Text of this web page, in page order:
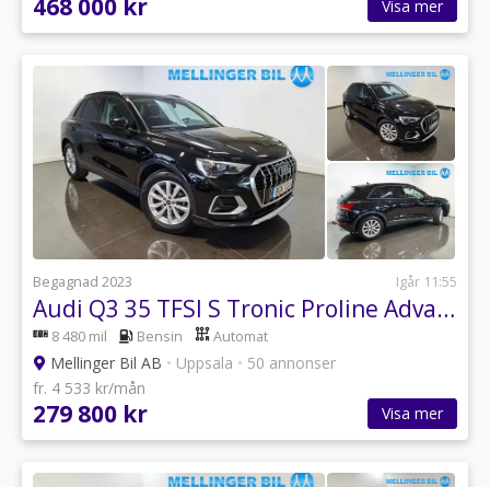
Visa mer
Begagnad 2023 Igår 11:55
Audi Q3 35 TFSI S Tronic Proline Advanced Parkv.|Drag
8 480 mil Bensin Automat
Mellinger Bil AB • Uppsala • 50 annonser
fr. 4 533 kr/mån
279 800 kr Visa mer